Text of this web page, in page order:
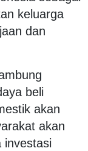
keluarga
dan
beli
akan
akan
investasi